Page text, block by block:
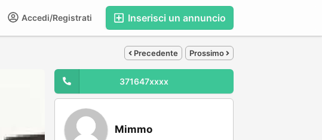
Inserisci un annuncio
Accedi/Registrati
Precedente Prossimo
371647xxxx
Mimmo